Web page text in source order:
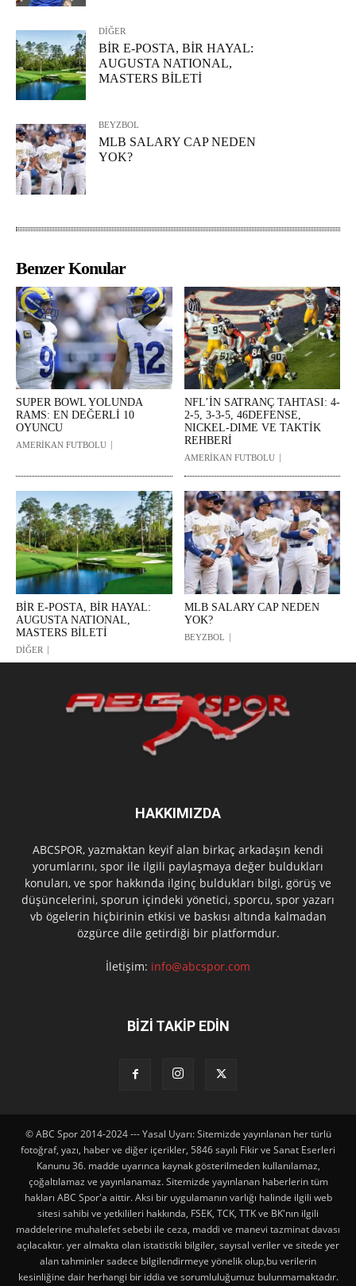
DİĞER
BİR E-POSTA, BİR HAYAL:
AUGUSTA NATIONAL,
MASTERS BİLETİ
BEYZBOL
MLB SALARY CAP NEDEN
YOK?
Benzer Konular
SUPER BOWL YOLUNDA
RAMS: EN DEĞERLİ 10
OYUNCU
AMERİKAN FUTBOLU
NFL’İN SATRANÇ TAHTASI: 4-
2-5, 3-3-5, 46DEFENSE,
NICKEL-DIME VE TAKTİK
REHBERİ
AMERİKAN FUTBOLU
BİR E-POSTA, BİR HAYAL:
AUGUSTA NATIONAL,
MASTERS BİLETİ
DİĞER
MLB SALARY CAP NEDEN
YOK?
BEYZBOL
HAKKIMIZDA
ABCSPOR, yazmaktan keyif alan birkaç arkadaşın kendi
yorumlarını, spor ile ilgili paylaşmaya değer buldukları
konuları, ve spor hakkında ilginç buldukları bilgi, görüş ve
düşüncelerini, sporun içindeki yönetici, sporcu, spor yazarı
vb ögelerin hiçbirinin etkisi ve baskısı altında kalmadan
özgürce dile getirdiği bir platformdur.
İletişim: info@abcspor.com
BİZİ TAKİP EDİN
© ABC Spor 2014-2024 --- Yasal Uyarı: Sitemizde yayınlanan her türlü
fotoğraf, yazı, haber ve diğer içerikler, 5846 sayılı Fikir ve Sanat Eserleri
Kanunu 36. madde uyarınca kaynak gösterilmeden kullanılamaz,
çoğaltılamaz ve yayınlanamaz. Sitemizde yayınlanan haberlerin tüm
hakları ABC Spor'a aittir. Aksi bir uygulamanın varlığı halinde ilgili web
sitesi sahibi ve yetkilileri hakkında, FSEK, TCK, TTK ve BK'nın ilgili
maddelerine muhalefet sebebi ile ceza, maddi ve manevi tazminat davası
açılacaktır. yer almakta olan istatistiki bilgiler, sayısal veriler ve sitede yer
alan tahminler sadece bilgilendirmeye yönelik olup,bu verilerin
kesinliğine dair herhangi bir iddia ve sorumluluğumuz bulunmamaktadır.